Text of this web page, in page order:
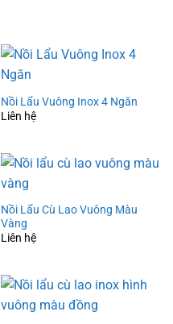
Nồi Lẩu Vuông Inox 4 Ngăn
Liên hệ
Nồi Lẩu Cù Lao Vuông Màu
Vàng
Liên hệ